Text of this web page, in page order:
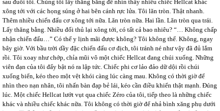
sau đuôi tôi. Chúng tôi lấy thăng bằng để nhìn thấy nhiều chiếc Hellcat khác
xông tới với các họng súng ở hai bên cánh rực lửa. Tôi lăn tròn. Thật nhanh.
Thêm nhiều chiến đấu cơ xông tới nữa. Lăn tròn nữa. Hai lần. Lăn tròn qua trái.
Lấy thăng bằng. Nhiều đối thủ lại xông tới, có tất cả bao nhiêu? “… Không chấp
nhận chiến đấu…” Có thể y lịnh mãi được không? Tôi không thể. Không, ngay
bây giờ. Với bầu trời dầy đặc chiến đấu cơ địch, tôi tránh né như vậy đã đủ lắm
rồi. Tôi xoay như chớp, chỉa mũi vô một chiếc Hellcat đang chúi xuống. Những
viên đạn của tôi đẩy bật nó ra lập tức. Chiếc phi cơ lảo đảo dữ dội rồi chúi
xuống biển, kéo theo một vệt khói càng lúc càng mau. Không có thời giờ để
nhìn theo nạn nhân, tôi nhấn bàn đạp bẻ lái, kéo cần điều khiển thật mạnh. Đúng
lúc. Một chiếc Hellcat lướt vụt qua chiếc Zéro của tôi, tiếp theo là những chiếc
khác và nhiều chiếc khác nữa. Tôi không có thời giờ để nhả bình xăng phụ dưới